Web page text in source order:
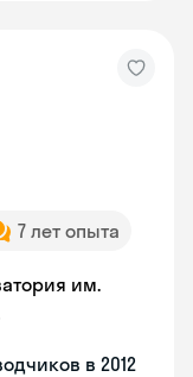
7 лет опыта
им.
в 2012